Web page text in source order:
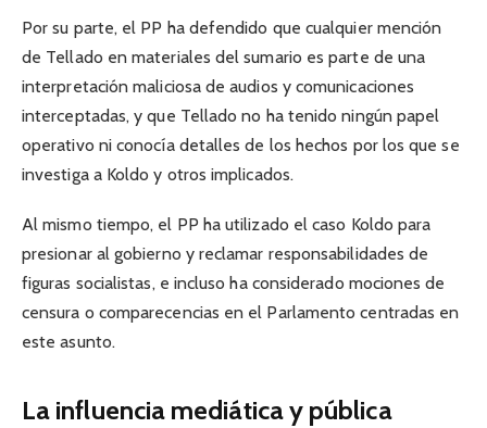
Por su parte, el PP ha defendido que cualquier mención
de Tellado en materiales del sumario es parte de una
interpretación maliciosa de audios y comunicaciones
interceptadas, y que Tellado no ha tenido ningún papel
operativo ni conocía detalles de los hechos por los que se
investiga a Koldo y otros implicados.
Al mismo tiempo, el PP ha utilizado el caso Koldo para
presionar al gobierno y reclamar responsabilidades de
figuras socialistas, e incluso ha considerado mociones de
censura o comparecencias en el Parlamento centradas en
este asunto.
La influencia mediática y pública